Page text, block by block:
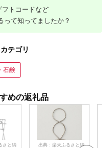
トコードなど
って知ってましたか？
テゴリ
石鹸
めの返礼品
さと納
出典：楽天ふるさと納